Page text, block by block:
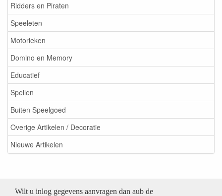
Ridders en Piraten
Speeleten
Motorieken
Domino en Memory
Educatief
Spellen
Buiten Speelgoed
Overige Artikelen / Decoratie
Nieuwe Artikelen
Wilt u inlog gegevens aanvragen dan aub de